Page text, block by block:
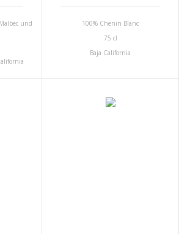
und
100% Chenin Blanc
75 cl
Baja California